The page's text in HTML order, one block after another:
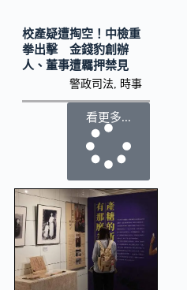
校產疑遭掏空！中檢重
拳出擊 金錢豹創辦
人、董事遭羈押禁見
警政司法 時事
看更多...